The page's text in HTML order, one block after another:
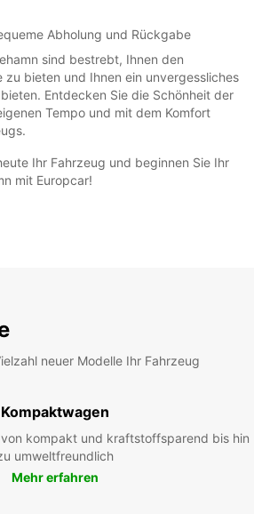
Abholung und Rückgabe
sind bestrebt, Ihnen den
zu bieten und Ihnen ein unvergessliches
Entdecken Sie die Schönheit der
Tempo und mit dem Komfort
Ihr Fahrzeug und beginnen Sie Ihr
mit Europcar!
neuer Modelle Ihr Fahrzeug
Kompaktwagen
kompakt und kraftstoffsparend bis hin
umweltfreundlich
Mehr erfahren